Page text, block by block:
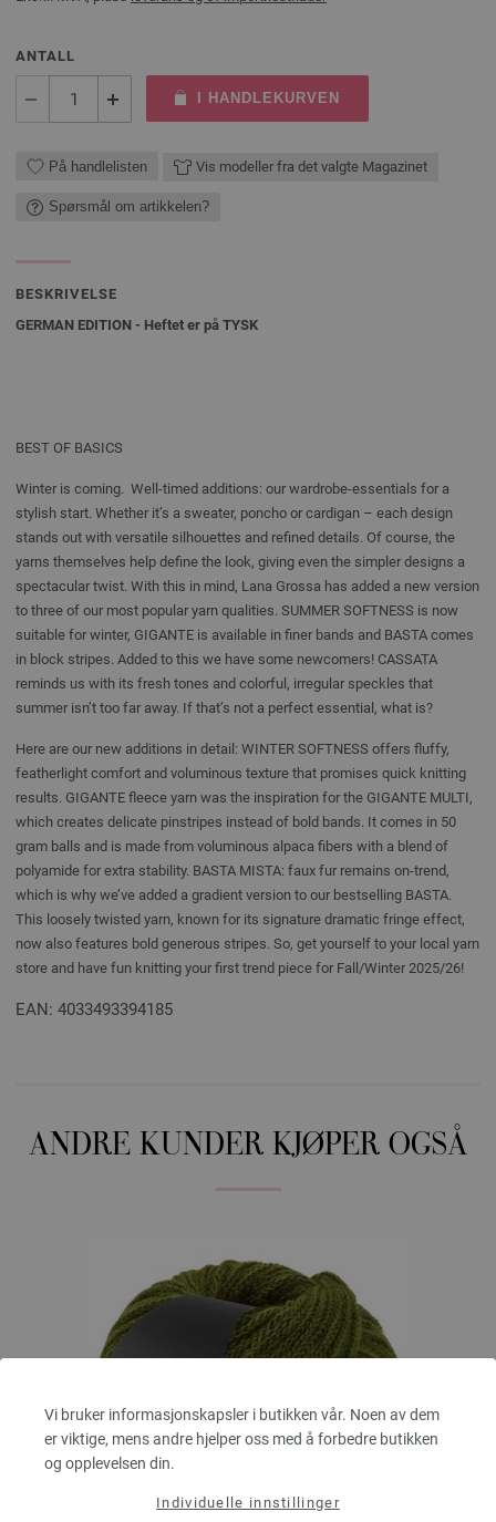
Vi bruker informasjonskapsler i butikken vår. Noen av dem
er viktige, mens andre hjelper oss med å forbedre butikken
og opplevelsen din.
Individuelle innstillinger
ANTALL
I HANDLEKURVEN
På handlelisten Vis modeller fra det valgte Magazinet
Spørsmål om artikkelen?
BESKRIVELSE
GERMAN EDITION - Heftet er på TYSK
BEST OF BASICS
Winter is coming. Well-timed additions: our wardrobe-essentials for a
stylish start. Whether it’s a sweater, poncho or cardigan – each design
stands out with versatile silhouettes and refined details. Of course, the
yarns themselves help define the look, giving even the simpler designs a
spectacular twist. With this in mind, Lana Grossa has added a new version
to three of our most popular yarn qualities. SUMMER SOFTNESS is now
suitable for winter, GIGANTE is available in finer bands and BASTA comes
in block stripes. Added to this we have some newcomers! CASSATA
reminds us with its fresh tones and colorful, irregular speckles that
summer isn’t too far away. If that’s not a perfect essential, what is?
Here are our new additions in detail: WINTER SOFTNESS offers fluffy,
featherlight comfort and voluminous texture that promises quick knitting
results. GIGANTE fleece yarn was the inspiration for the GIGANTE MULTI,
which creates delicate pinstripes instead of bold bands. It comes in 50
gram balls and is made from voluminous alpaca fibers with a blend of
polyamide for extra stability. BASTA MISTA: faux fur remains on-trend,
which is why we’ve added a gradient version to our bestselling BASTA.
This loosely twisted yarn, known for its signature dramatic fringe effect,
now also features bold generous stripes. So, get yourself to your local yarn
store and have fun knitting your first trend piece for Fall/Winter 2025/26!
EAN: 4033493394185
ANDRE KUNDER KJØPER OGSÅ